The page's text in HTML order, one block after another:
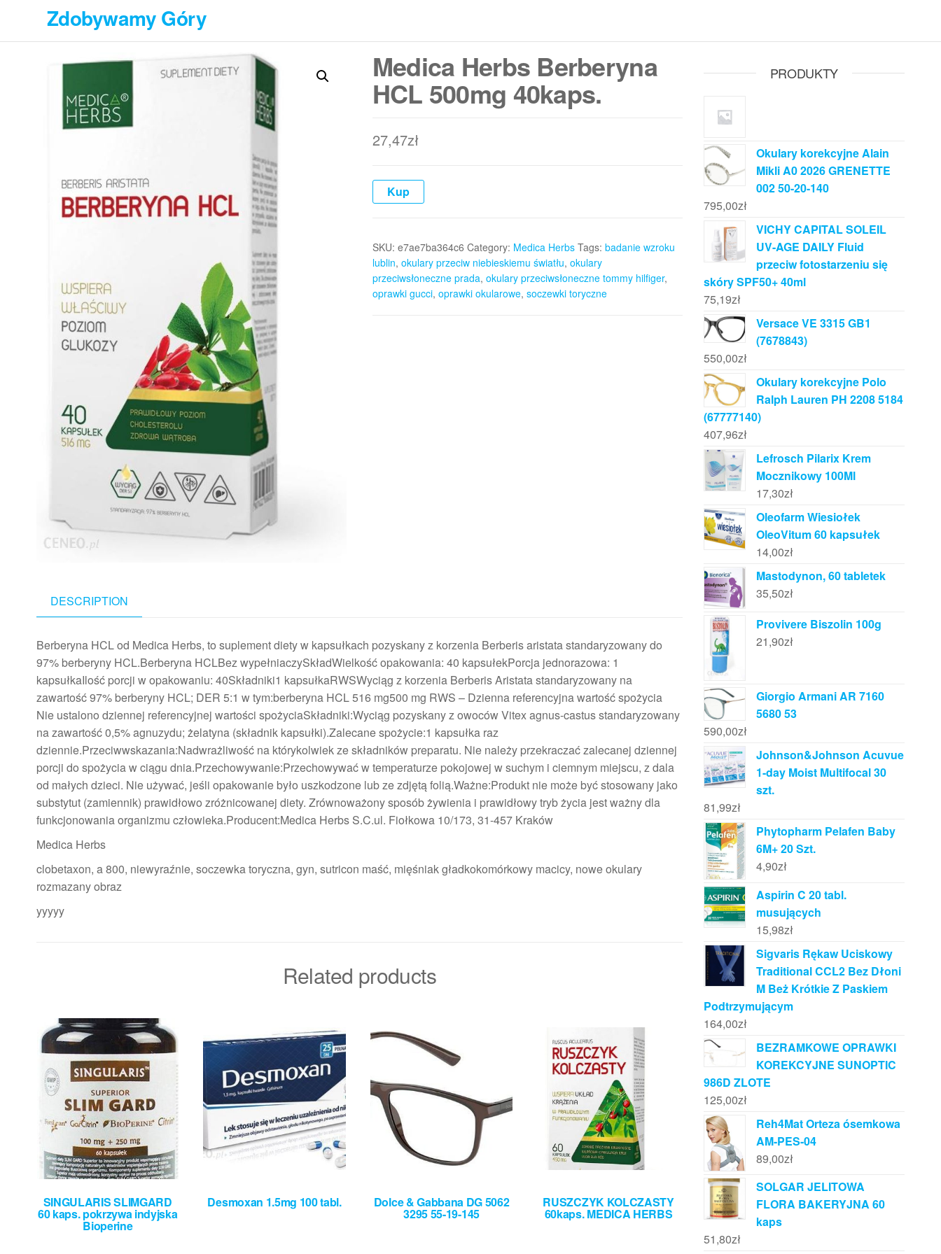
treści
Zdobywamy Góry
Medica Herbs Berberyna
HCL 500mg 40kaps.
27,47zł
Kup
SKU: e7ae7ba364c6 Category: Medica Herbs Tags: badanie wzroku
lublin, okulary przeciw niebieskiemu światłu, okulary
przeciwsłoneczne prada, okulary przeciwsłoneczne tommy hilfiger,
oprawki gucci, oprawki okularowe, soczewki toryczne
DESCRIPTION
Berberyna HCL od Medica Herbs, to suplement diety w kapsułkach pozyskany z korzenia Berberis aristata standaryzowany do
97% berberyny HCL.Berberyna HCLBez wypełniaczySkładWielkość opakowania: 40 kapsułekPorcja jednorazowa: 1
kapsułkaIlość porcji w opakowaniu: 40Składniki1 kapsułkaRWSWyciąg z korzenia Berberis Aristata standaryzowany na
zawartość 97% berberyny HCL; DER 5:1 w tym:berberyna HCL 516 mg500 mg RWS – Dzienna referencyjna wartość spożycia
Nie ustalono dziennej referencyjnej wartości spożyciaSkładniki:Wyciąg pozyskany z owoców Vitex agnus-castus standaryzowany
na zawartość 0,5% agnuzydu; żelatyna (składnik kapsułki).Zalecane spożycie:1 kapsułka raz
dziennie.Przeciwwskazania:Nadwrażliwość na którykolwiek ze składników preparatu. Nie należy przekraczać zalecanej dziennej
porcji do spożycia w ciągu dnia.Przechowywanie:Przechowywać w temperaturze pokojowej w suchym i ciemnym miejscu, z dala
od małych dzieci. Nie używać, jeśli opakowanie było uszkodzone lub ze zdjętą folią.Ważne:Produkt nie może być stosowany jako
substytut (zamiennik) prawidłowo zróżnicowanej diety. Zrównoważony sposób żywienia i prawidłowy tryb życia jest ważny dla
funkcjonowania organizmu człowieka.Producent:Medica Herbs S.C.ul. Fiołkowa 10/173, 31-457 Kraków
Medica Herbs
clobetaxon, a 800, niewyraźnie, soczewka toryczna, gyn, sutricon maść, mięśniak gładkokomórkowy macicy, nowe okulary
rozmazany obraz
yyyyy
Related products
SINGULARIS SLIMGARD
60 kaps. pokrzywa indyjska
Bioperine
Desmoxan 1.5mg 100 tabl. Dolce & Gabbana DG 5062
3295 55-19-145
RUSZCZYK KOLCZASTY
60kaps. MEDICA HERBS
PRODUKTY
Okulary korekcyjne Alain
Mikli A0 2026 GRENETTE
002 50-20-140
795,00zł
VICHY CAPITAL SOLEIL
UV-AGE DAILY Fluid
przeciw fotostarzeniu się
skóry SPF50+ 40ml
75,19zł
Versace VE 3315 GB1
(7678843)
550,00zł
Okulary korekcyjne Polo
Ralph Lauren PH 2208 5184
(67777140)
407,96zł
Lefrosch Pilarix Krem
Mocznikowy 100Ml
17,30zł
Oleofarm Wiesiołek
OleoVitum 60 kapsułek
14,00zł
Mastodynon, 60 tabletek
35,50zł
Provivere Biszolin 100g
21,90zł
Giorgio Armani AR 7160
5680 53
590,00zł
Johnson&Johnson Acuvue
1-day Moist Multifocal 30
szt.
81,99zł
Phytopharm Pelafen Baby
6M+ 20 Szt.
4,90zł
Aspirin C 20 tabl.
musujących
15,98zł
Sigvaris Rękaw Uciskowy
Traditional CCL2 Bez Dłoni
M Beż Krótkie Z Paskiem
Podtrzymującym
164,00zł
BEZRAMKOWE OPRAWKI
KOREKCYJNE SUNOPTIC
986D ZLOTE
125,00zł
Reh4Mat Orteza ósemkowa
AM-PES-04
89,00zł
SOLGAR JELITOWA
FLORA BAKERYJNA 60
kaps
51,80zł